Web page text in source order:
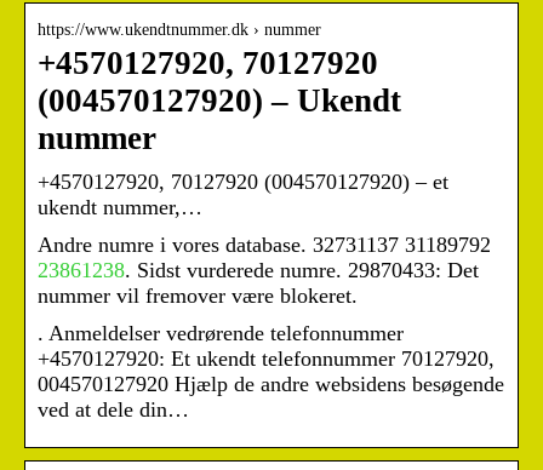
https://www.ukendtnummer.dk › nummer
+4570127920, 70127920
(004570127920) – Ukendt
nummer
+4570127920, 70127920 (004570127920) – et
ukendt nummer,…
Andre numre i vores database. 32731137 31189792
23861238. Sidst vurderede numre. 29870433: Det
nummer vil fremover være blokeret.
. Anmeldelser vedrørende telefonnummer
+4570127920: Et ukendt telefonnummer 70127920,
004570127920 Hjælp de andre websidens besøgende
ved at dele din…